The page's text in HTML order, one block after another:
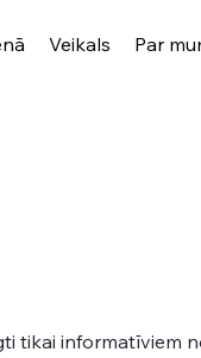
Veikals Par
informatīviem